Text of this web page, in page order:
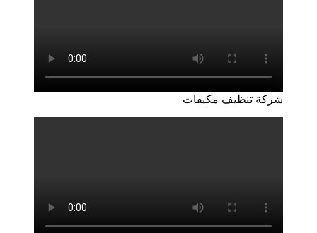
شركة تنظيف مكيفات